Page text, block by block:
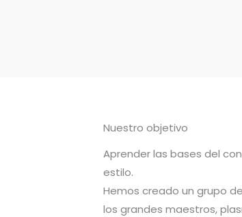
Nuestro objetivo
Aprender las bases del
estilo.
Hemos creado un grupo
los grandes maestros,